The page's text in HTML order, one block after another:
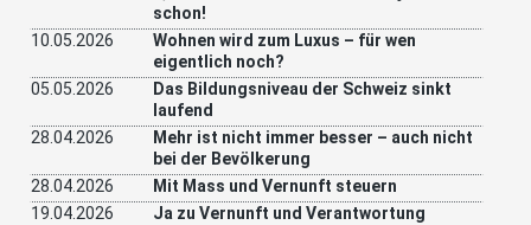
schon!
10.05.2026
Wohnen wird zum Luxus – für wen
eigentlich noch?
05.05.2026
Das Bildungsniveau der Schweiz sinkt
laufend
28.04.2026
Mehr ist nicht immer besser – auch nicht
bei der Bevölkerung
28.04.2026
Mit Mass und Vernunft steuern
19.04.2026
Ja zu Vernunft und Verantwortung